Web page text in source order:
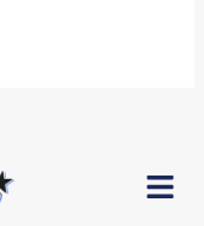
Menu